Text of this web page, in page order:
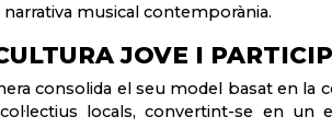
narrativa musical contemporània.
JOVE I
consolida el seu model basat en la
locals, convertint-se en